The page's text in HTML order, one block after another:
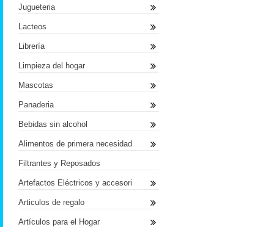
Jugueteria
Lacteos
Librería
Limpieza del hogar
Mascotas
Panaderia
Bebidas sin alcohol
Alimentos de primera necesidad
Filtrantes y Reposados
Artefactos Eléctricos y accesori
Articulos de regalo
Artículos para el Hogar